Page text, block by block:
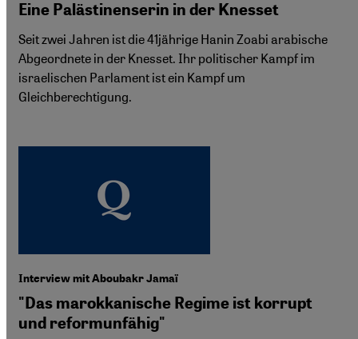
Eine Palästinenserin in der Knesset
Seit zwei Jahren ist die 41jährige Hanin Zoabi arabische
Abgeordnete in der Knesset. Ihr politischer Kampf im
israelischen Parlament ist ein Kampf um
Gleichberechtigung.
Interview mit Aboubakr Jamaï
"Das marokkanische Regime ist korrupt
und reformunfähig"